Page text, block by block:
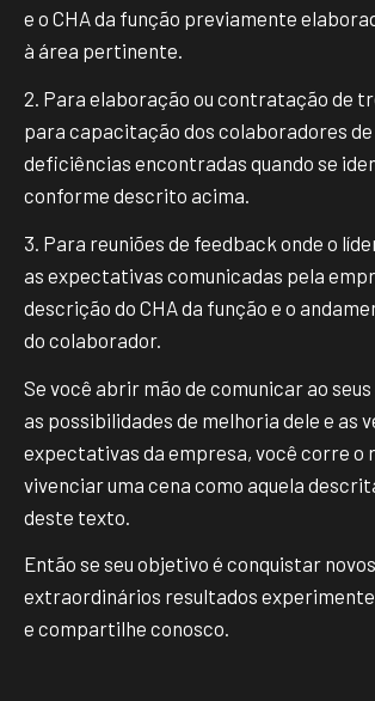
e o CHA da função previamente
à área pertinente.
2. Para elaboração ou contratação de
para capacitação dos colaboradores
deficiências encontradas quando se
conforme descrito acima.
3. Para reuniões de feedback onde o
as expectativas comunicadas pela
descrição do CHA da função e o
do colaborador.
Se você abrir mão de comunicar ao
as possibilidades de melhoria dele e as
expectativas da empresa, você corre o
vivenciar uma cena como aquela
deste texto.
Então se seu objetivo é conquistar
extraordinários resultados experimente
e compartilhe conosco.